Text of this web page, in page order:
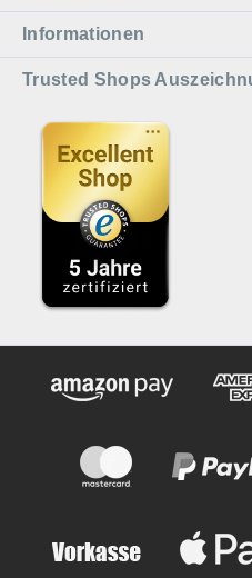
Informationen
Trusted Shops